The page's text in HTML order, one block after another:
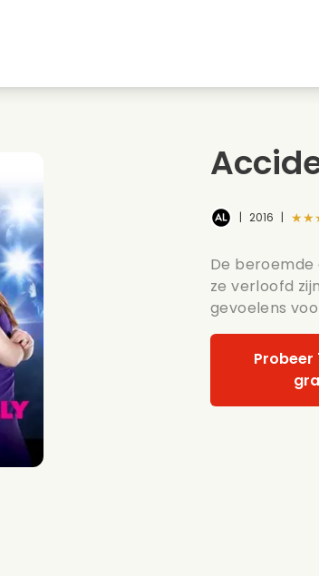
Date films
| 2016 |
De
ze verloofd
gevoelens
Probeer